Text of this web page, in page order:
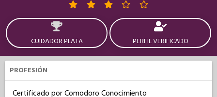
CUIDADOR PLATA PERFIL VERIFICADO
PROFESIÓN
Certificado por Comodoro Conocimiento